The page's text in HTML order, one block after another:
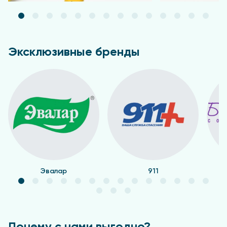
Лив 52 может использоваться в качестве
вспомогательного средства при:
нарушениях пищеварения;
жировых изменениях печени;
восстановительных процессах после
Также продукт рассматривается как средство
Как принимать препарат Лив 52?
Эксклюзивные бренды
Эвалар 911